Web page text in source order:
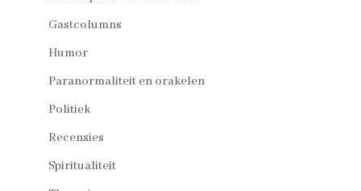
Gastcolumns
Humor
Paranormaliteit en orakelen
Politiek
Recensies
Spiritualiteit